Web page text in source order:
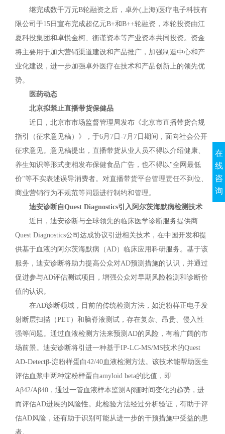
继完成数千万元B轮融资之后，卓外(上海)医疗电子科技有
限公司于15日宣布完成超亿元B+和B++轮融资，本轮投资由江
夏科投集团和卓悦金柯、衡谨资本等产业资本共同投资。资金
将主要用于加大营销渠道建设和产品推广，加强制造中心和产
业化建设，进一步加强卓外医疗在技术和产品创新上的领先优
势。
医药动态
北京拟禁止直播带货保健品
近日，北京市市场监督管理局发布《北京市直播带货合规
指引（征求意见稿）》，于6月7日-7月7日期间，面向社会公开
征求意见。意见稿提出，直播带货从业人员不得以介绍健康、
养生知识等形式变相发布保健食品广告，也不得以"全网最低
价"等不实表述误导消费者。对直播带货平台管理责任不到位、
商业营销行为不规范等问题进行制约和管理。
迪安诊断自Quest Diagnostics引入阿尔茨海默病检测技术
近日，迪安诊断与全球领先的临床医学诊断服务提供商
Quest Diagnostics公司达成协议引进相关技术，在中国开发和提
供基于血液的阿尔茨海默病（AD）临床应用科研服务。基于该
服务，迪安诊断将助力提高公众对AD预测措施的认识，并通过
促进参与AD评估测试项目，增强公众对早期风险检测和诊断价
值的认识。
在AD诊断领域，目前的传统检测方法，如淀粉样正电子发
射断层扫描（PET）和脑脊液测试，存在复杂、昂贵、侵入性
强等问题。通过血液检测方法来预测AD的风险，有着广阔的市
场前景。迪安诊断将引进一种基于IP-LC-MS/MS技术的Quest
AD-Detectβ-淀粉样蛋白42/40血液检测方法。该技术能帮助医生
评估血浆中两种淀粉样蛋白amyloid beta的比值，即
Aβ42/Aβ40，通过一管血液样本监测Aβ随时间变化的趋势，进
而评估AD进展的风险性。此检验方法经过分析验证，有助于评
估AD风险，还有助于识别可能从进一步的干预措施中受益的患
者。
在
线
咨
询